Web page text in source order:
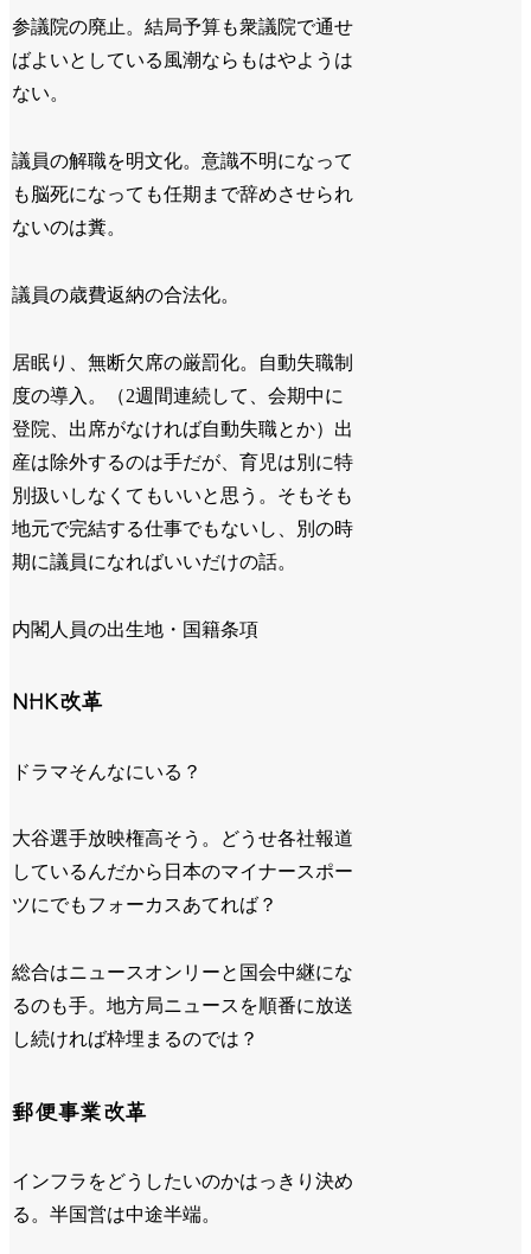
参議院の廃止。結局予算も衆議院で通せ
ばよいとしている風潮ならもはやようは
ない。
議員の解職を明文化。意識不明になって
も脳死になっても任期まで辞めさせられ
ないのは糞。
議員の歳費返納の合法化。
居眠り、無断欠席の厳罰化。自動失職制
度の導入。（2週間連続して、会期中に
登院、出席がなければ自動失職とか）出
産は除外するのは手だが、育児は別に特
別扱いしなくてもいいと思う。そもそも
地元で完結する仕事でもないし、別の時
期に議員になればいいだけの話。
内閣人員の出生地・国籍条項
NHK改革
ドラマそんなにいる？
大谷選手放映権高そう。どうせ各社報道
しているんだから日本のマイナースポー
ツにでもフォーカスあてれば？
総合はニュースオンリーと国会中継にな
るのも手。地方局ニュースを順番に放送
し続ければ枠埋まるのでは？
郵便事業改革
インフラをどうしたいのかはっきり決め
る。半国営は中途半端。